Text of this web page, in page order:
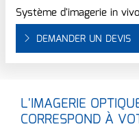
Système d'imagerie in vivo
DEMANDER UN DEVIS
L'IMAGERIE
CORRESPOND À